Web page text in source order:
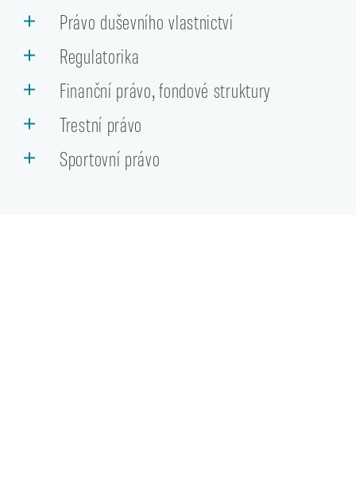
Právo duševního vlastnictví
Regulatorika
Finanční právo, fondové struktury
Trestní právo
Sportovní právo